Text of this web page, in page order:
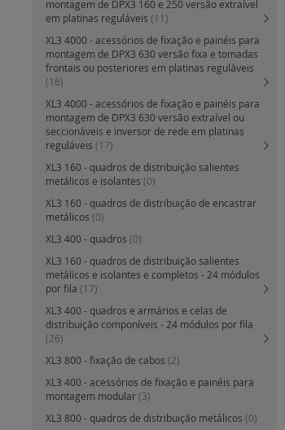
montagem de DPX3 160 e 250 versão extraível
em platinas reguláveis (11)
XL3 4000 - acessórios de fixação e painéis para
montagem de DPX3 630 versão fixa e tomadas
frontais ou posteriores em platinas reguláveis
(16)
XL3 4000 - acessórios de fixação e painéis para
montagem de DPX3 630 versão extraível ou
seccionáveis e inversor de rede em platinas
reguláveis (17)
XL3 160 - quadros de distribuição salientes
metálicos e isolantes (0)
XL3 160 - quadros de distribuição de encastrar
metálicos (0)
XL3 400 - quadros (0)
XL3 160 - quadros de distribuição salientes
metálicos e isolantes e completos - 24 módulos
por fila (17)
XL3 400 - quadros e armários e celas de
distribuição componíveis - 24 módulos por fila
(26)
XL3 800 - fixação de cabos (2)
XL3 400 - acessórios de fixação e painéis para
montagem modular(3)
XL3 800 - quadros de distribuição metálicos (0)